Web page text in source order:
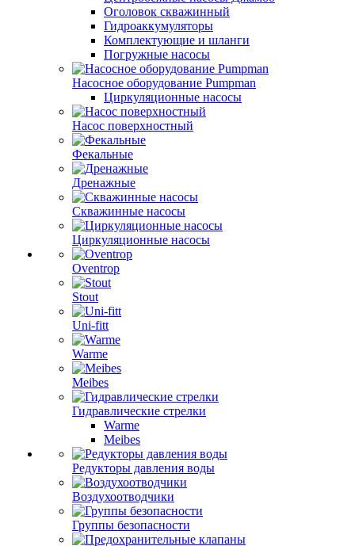
Оголовок скважинный
Гидроаккумуляторы
Комплектующие и шланги
Погружные насосы
Насосное оборудование Pumpman
Циркуляционные насосы
Насос поверхностный
Фекальные
Дренажные
Скважинные насосы
Циркуляционные насосы
Oventrop
Stout
Uni-fitt
Warme
Meibes
Гидравлические стрелки
Warme
Meibes
Редукторы давления воды
Воздухоотводчики
Группы безопасности